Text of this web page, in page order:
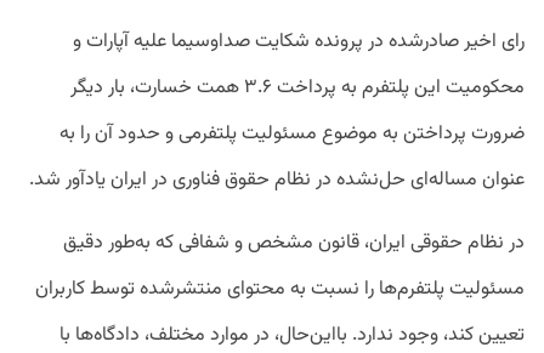
رای اخیر صادرشده در پرونده شکایت صداوسیما علیه آپارات و
محکومیت این پلتفرم به پرداخت ۳.۶ همت خسارت، بار دیگر
ضرورت پرداختن به موضوع مسئولیت پلتفرمی و حدود آن را به
عنوان مساله‌ای حل‌نشده در نظام حقوق فناوری در ایران یادآور شد.
در نظام حقوقی ایران، قانون مشخص و شفافی که به‌طور دقیق
مسئولیت پلتفرم‌ها را نسبت به محتوای منتشرشده توسط کاربران
تعیین کند، وجود ندارد. بااین‌حال، در موارد مختلف، دادگاه‌ها با